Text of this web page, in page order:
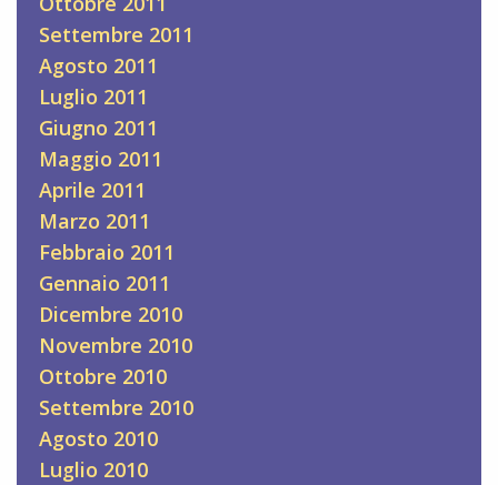
Settembre 2011
Agosto 2011
Luglio 2011
Giugno 2011
Maggio 2011
Aprile 2011
Marzo 2011
Febbraio 2011
Gennaio 2011
Dicembre 2010
Novembre 2010
Ottobre 2010
Settembre 2010
Agosto 2010
Luglio 2010